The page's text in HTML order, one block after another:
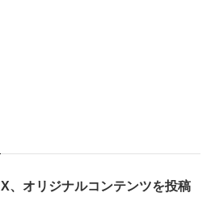
X、オリジナルコンテンツを投稿